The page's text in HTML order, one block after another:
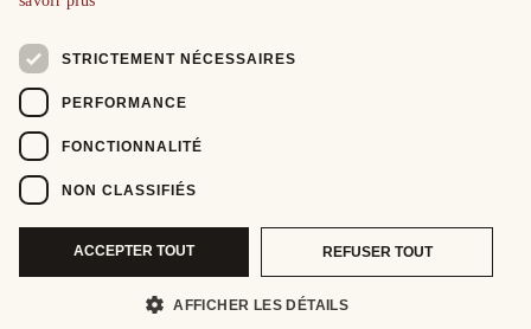
STRICTEMENT NÉCESSAIRES
PERFORMANCE
FONCTIONNALITÉ
NON CLASSIFIÉS
ACCEPTER TOUT REFUSER TOUT
AFFICHER LES DÉTAILS